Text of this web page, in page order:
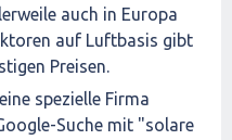
auch in Europa
auf Luftbasis gibt
Preisen.
spezielle Firma
Suche mit "solare